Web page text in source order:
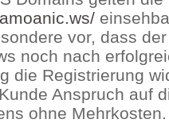
vor, dass
noch nach
die Registrierung
Anspruch auf
ohne Mehrkosten.